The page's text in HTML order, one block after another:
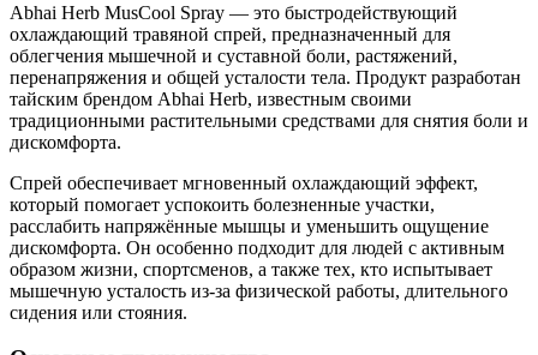
Abhai Herb MusCool Spray — это быстродействующий
охлаждающий травяной спрей, предназначенный для
облегчения мышечной и суставной боли, растяжений,
перенапряжения и общей усталости тела. Продукт разработан
тайским брендом Abhai Herb, известным своими
традиционными растительными средствами для снятия боли и
дискомфорта.
Спрей обеспечивает мгновенный охлаждающий эффект,
который помогает успокоить болезненные участки,
расслабить напряжённые мышцы и уменьшить ощущение
дискомфорта. Он особенно подходит для людей с активным
образом жизни, спортсменов, а также тех, кто испытывает
мышечную усталость из-за физической работы, длительного
сидения или стояния.